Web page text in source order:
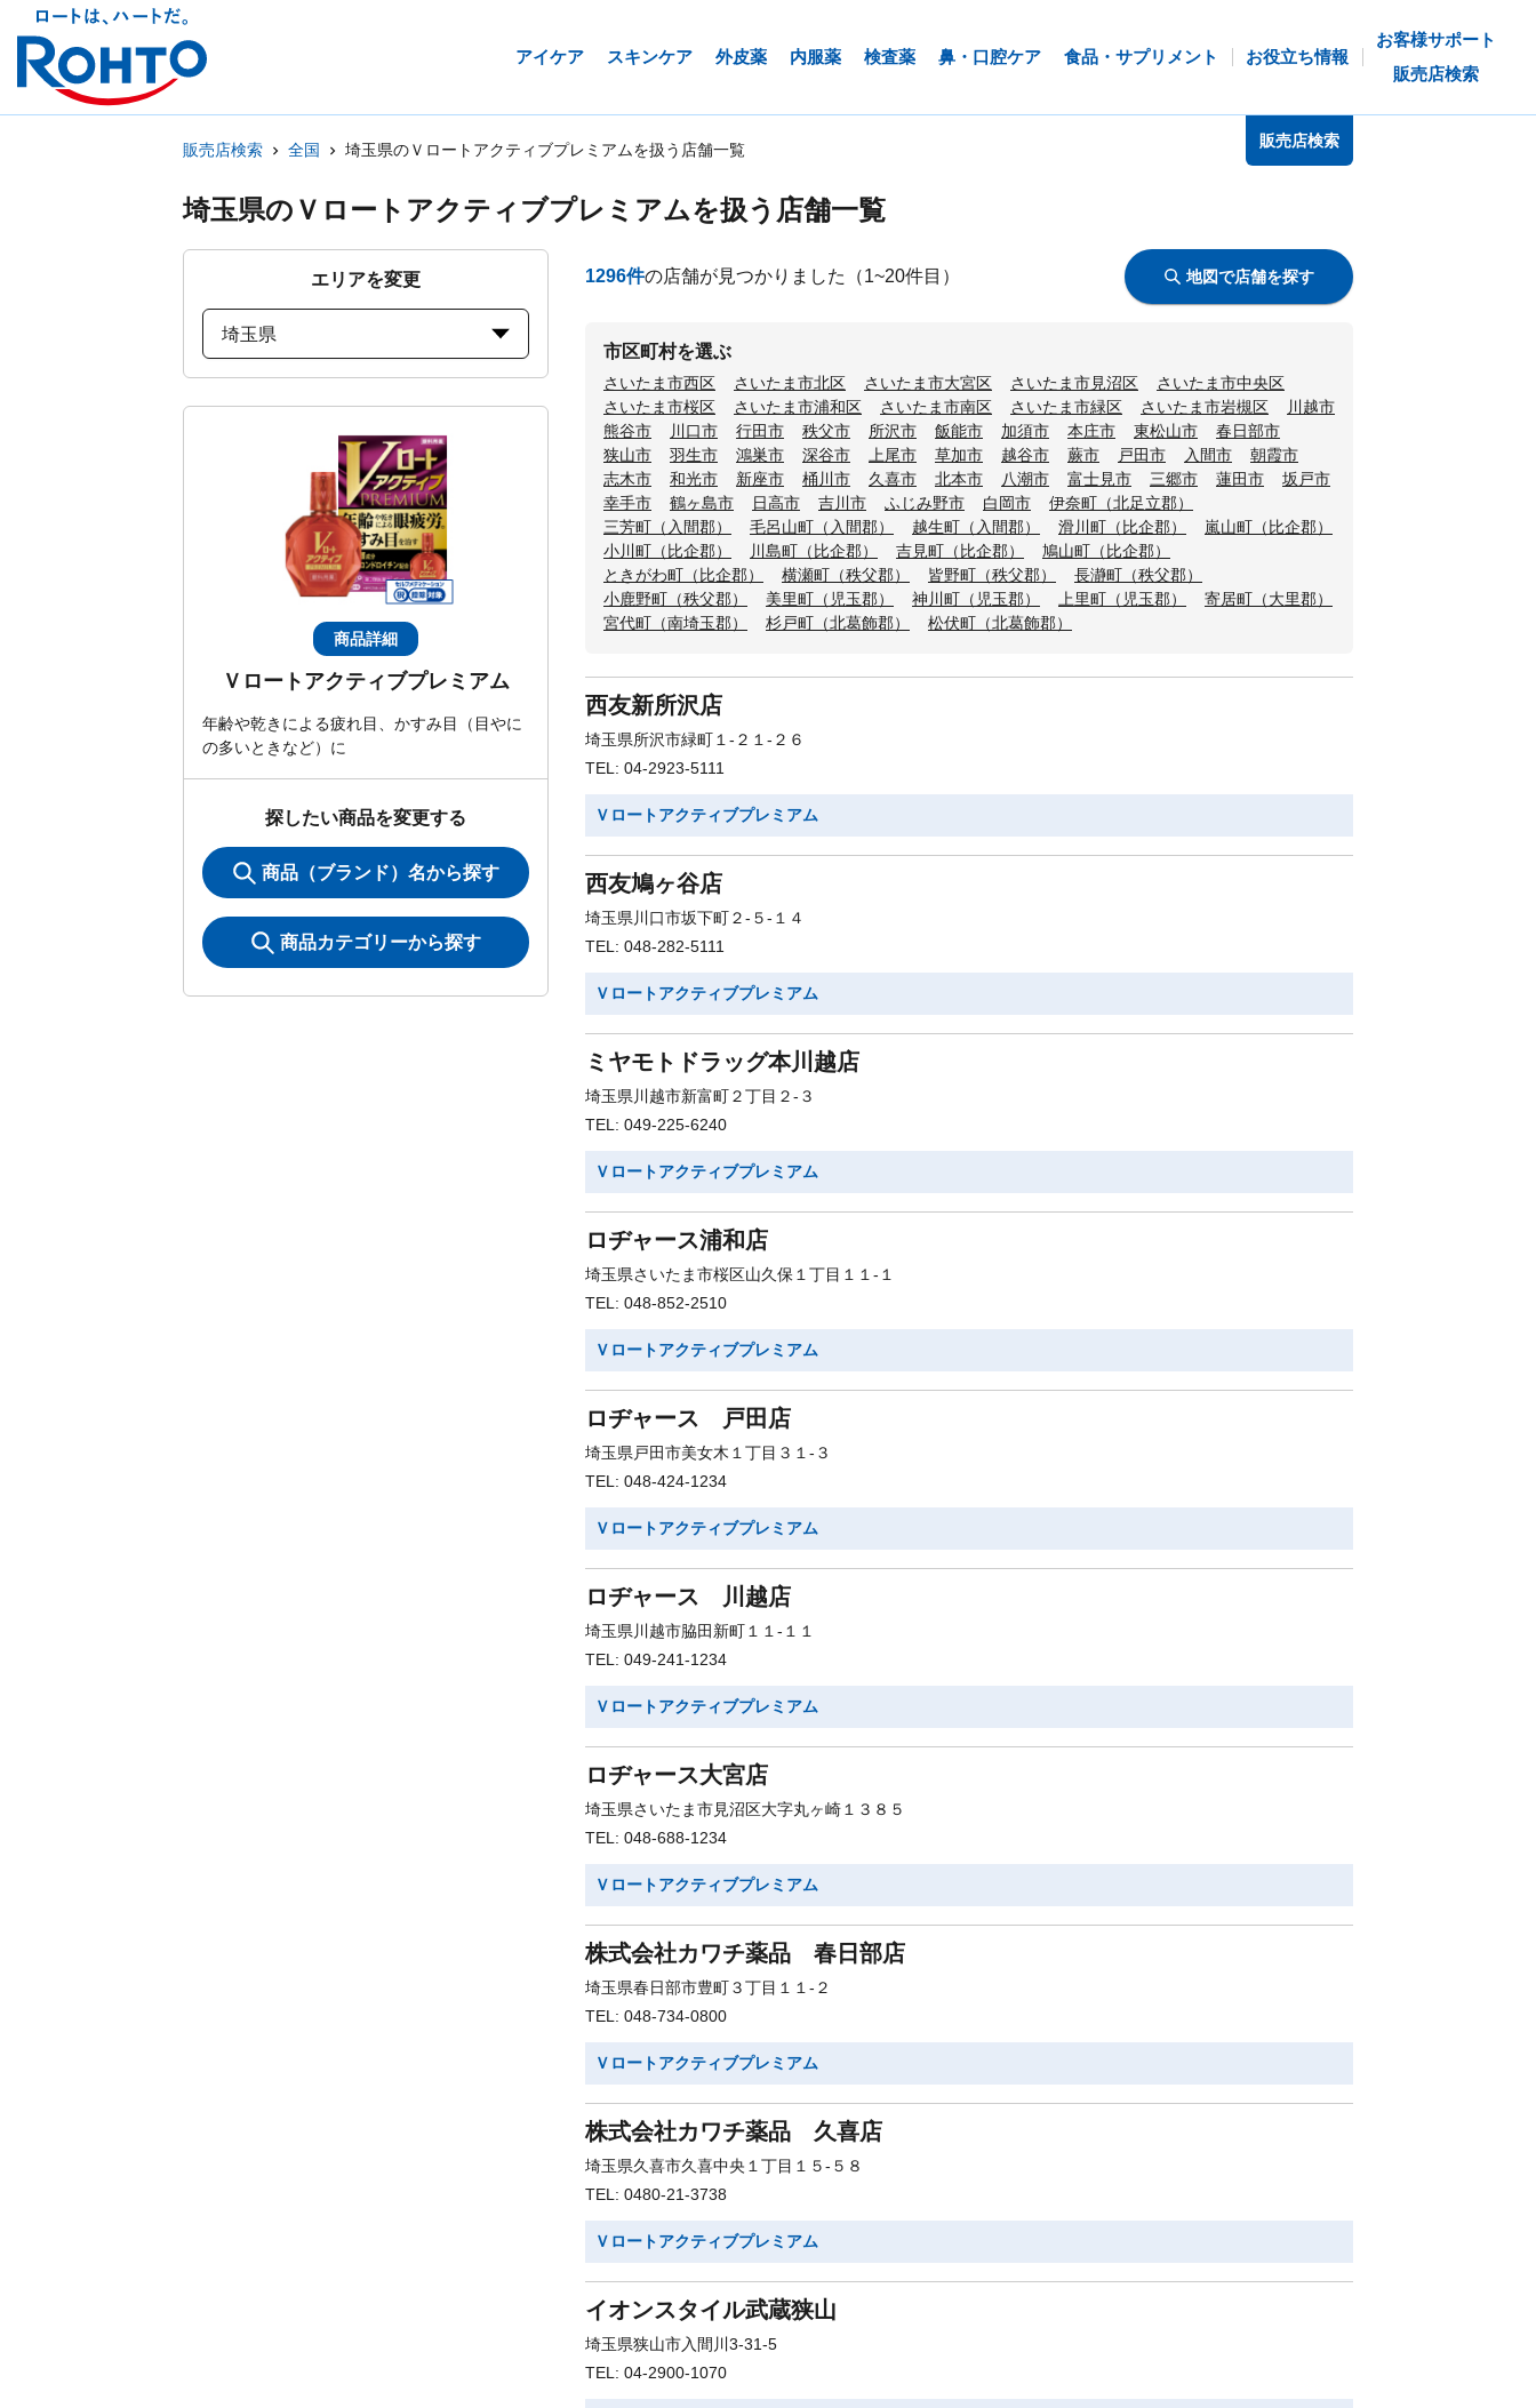
アイケア スキンケア 外皮薬 内服薬 検査薬 鼻・口腔ケア 食品・サプリメント お役立ち情報
お客様サポート
販売店検索
販売店検索 全国 埼玉県のＶロートアクティブプレミアムを扱う店舗一覧 販売店検索
埼玉県のＶロートアクティブプレミアムを扱う店舗一覧
エリアを変更
埼玉県
商品詳細
Ｖロートアクティブプレミアム
年齢や乾きによる疲れ目、かすみ目（目やに
の多いときなど）に
探したい商品を変更する
商品（ブランド）名から探す
商品カテゴリーから探す
1296件の店舗が見つかりました （1~20件目） 地図で店舗を探す
市区町村を選ぶ
さいたま市西区 さいたま市北区 さいたま市大宮区 さいたま市見沼区
さいたま市中央区
さいたま市桜区
さいたま市浦和区 さいたま市南区 さいたま市緑区 さいたま市岩槻区
川越市
熊谷市
川口市 行田市 秩父市 所沢市 飯能市 加須市 本庄市 東松山市
春日部市
狭山市
羽生市 鴻巣市 深谷市 上尾市 草加市 越谷市 蕨市 戸田市 入間市
朝霞市
志木市
和光市 新座市 桶川市 久喜市 北本市 八潮市 富士見市 三郷市 蓮田市
坂戸市
幸手市
鶴ヶ島市 日高市 吉川市 ふじみ野市 白岡市
伊奈町（北足立郡）
三芳町（入間郡）
毛呂山町（入間郡） 越生町（入間郡） 滑川町（比企郡）
嵐山町（比企郡）
小川町（比企郡）
川島町（比企郡） 吉見町（比企郡）
鳩山町（比企郡）
ときがわ町（比企郡）
横瀬町（秩父郡） 皆野町（秩父郡）
長瀞町（秩父郡）
小鹿野町（秩父郡）
美里町（児玉郡） 神川町（児玉郡） 上里町（児玉郡）
寄居町（大里郡）
宮代町（南埼玉郡）
杉戸町（北葛飾郡） 松伏町（北葛飾郡）
西友新所沢店
埼玉県所沢市緑町１-２１-２６
TEL: 04-2923-5111
Ｖロートアクティブプレミアム
西友鳩ヶ谷店
埼玉県川口市坂下町２-５-１４
TEL: 048-282-5111
Ｖロートアクティブプレミアム
ミヤモトドラッグ本川越店
埼玉県川越市新富町２丁目２-３
TEL: 049-225-6240
Ｖロートアクティブプレミアム
ロヂャース浦和店
埼玉県さいたま市桜区山久保１丁目１１-１
TEL: 048-852-2510
Ｖロートアクティブプレミアム
ロヂャース 戸田店
埼玉県戸田市美女木１丁目３１-３
TEL: 048-424-1234
Ｖロートアクティブプレミアム
ロヂャース 川越店
埼玉県川越市脇田新町１１-１１
TEL: 049-241-1234
Ｖロートアクティブプレミアム
ロヂャース大宮店
埼玉県さいたま市見沼区大字丸ヶ崎１３８５
TEL: 048-688-1234
Ｖロートアクティブプレミアム
株式会社カワチ薬品 春日部店
埼玉県春日部市豊町３丁目１１-２
TEL: 048-734-0800
Ｖロートアクティブプレミアム
株式会社カワチ薬品 久喜店
埼玉県久喜市久喜中央１丁目１５-５８
TEL: 0480-21-3738
Ｖロートアクティブプレミアム
イオンスタイル武蔵狭山
埼玉県狭山市入間川3-31-5
TEL: 04-2900-1070